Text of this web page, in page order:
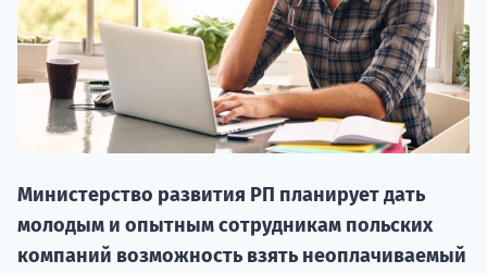
Министерство развития РП планирует дать
молодым и опытным сотрудникам польских
компаний возможность взять неоплачиваемый